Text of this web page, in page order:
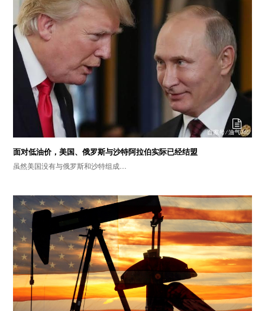
面对低油价，美国、俄罗斯与沙特阿拉伯实际已经结盟
虽然美国没有与俄罗斯和沙特组成…